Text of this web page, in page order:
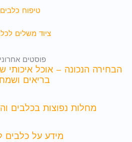
טיפוח כלבים
ציוד משלים
פוסטים
הבחירה הנכונה – אוכל איכותי
בריאים
מחלות נפוצות בכלבים
מידע על כלבים